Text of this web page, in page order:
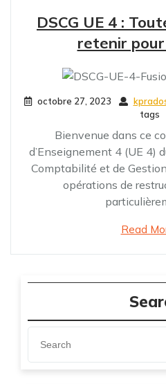
DSCG UE 4 :
retenir pour
octobre 27, 2023
tags
Bienvenue dans ce
d’Enseignement 4 (UE 4)
Comptabilité et de
opérations de
Read